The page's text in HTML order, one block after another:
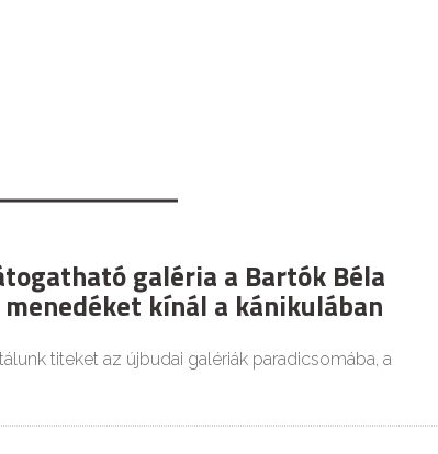
galéria a Bartók Béla
kínál a kánikulában
titeket az újbudai galériák paradicsomába, a